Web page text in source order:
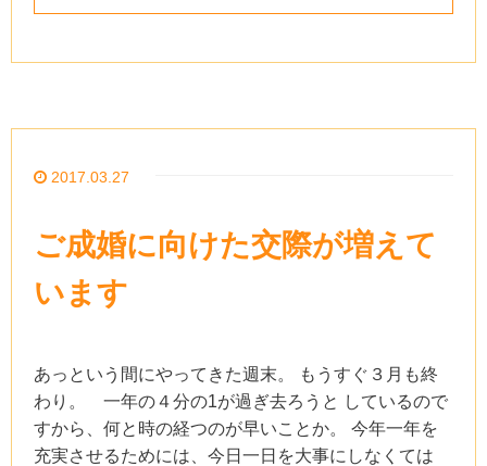
2017.03.27
ご成婚に向けた交際が増えて
います
あっという間にやってきた週末。 もうすぐ３月も終
わり。 一年の４分の1が過ぎ去ろうと しているので
すから、何と時の経つのが早いことか。 今年一年を
充実させるためには、今日一日を大事にしなくては